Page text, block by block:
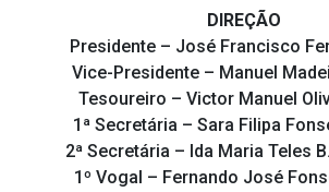
DIREÇÃO
Presidente – José Francisco
Vice-Presidente – Manuel
Tesoureiro – Victor Manuel
1ª Secretária – Sara Filipa
2ª Secretária – Ida Maria Teles
1º Vogal – Fernando José